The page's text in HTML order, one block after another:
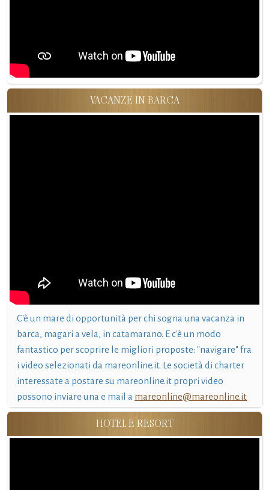
VACANZE IN BARCA
C'è un mare di opportunità per chi sogna una vacanza in
barca, magari a vela, in catamarano. E c'è un modo
fantastico per scoprire le migliori proposte: "navigare" fra
i video selezionati da mareonline.it. Le società di charter
interessate a postare su mareonline.it propri video
possono inviare una e mail a mareonline@mareonline.it
HOTEL E RESORT